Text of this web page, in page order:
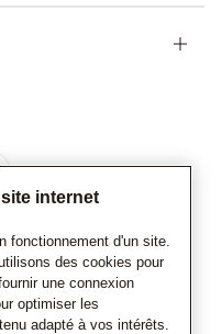
Pandora
internet
fonctionnement d'un site.
des cookies pour
une connexion
optimiser les
adapté à vos intérêts.